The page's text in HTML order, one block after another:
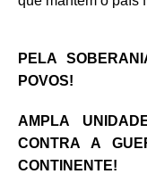
PELA
POVOS!
AMPLA
CONTRA A
CONTINENTE!